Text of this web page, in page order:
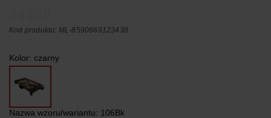
Kod produktu: ML-8590669123438
Kolor: czarny
Nazwa wzoru/wariantu: 106Bk